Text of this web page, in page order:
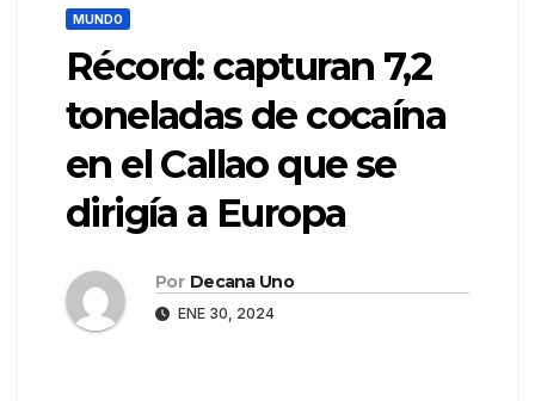
MUNDO
Récord: capturan 7,2
toneladas de cocaína
en el Callao que se
dirigía a Europa
Por Decana Uno
ENE 30, 2024